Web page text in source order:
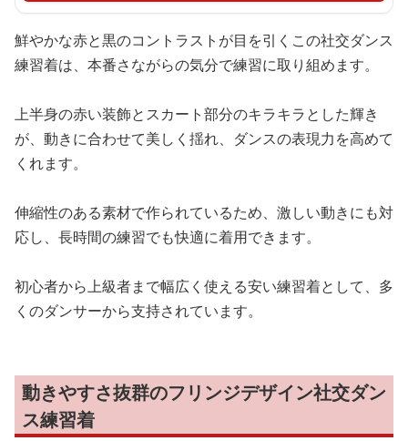
鮮やかな赤と黒のコントラストが目を引くこの社交ダンス
練習着は、本番さながらの気分で練習に取り組めます。
上半身の赤い装飾とスカート部分のキラキラとした輝き
が、動きに合わせて美しく揺れ、ダンスの表現力を高めて
くれます。
伸縮性のある素材で作られているため、激しい動きにも対
応し、長時間の練習でも快適に着用できます。
初心者から上級者まで幅広く使える安い練習着として、多
くのダンサーから支持されています。
動きやすさ抜群のフリンジデザイン社交ダン
ス練習着